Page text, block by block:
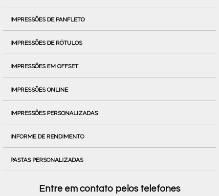
IMPRESSÕES DE PANFLETO
IMPRESSÕES DE RÓTULOS
IMPRESSÕES EM OFFSET
IMPRESSÕES ONLINE
IMPRESSÕES PERSONALIZADAS
INFORME DE RENDIMENTO
PASTAS PERSONALIZADAS
Entre em contato pelos telefones